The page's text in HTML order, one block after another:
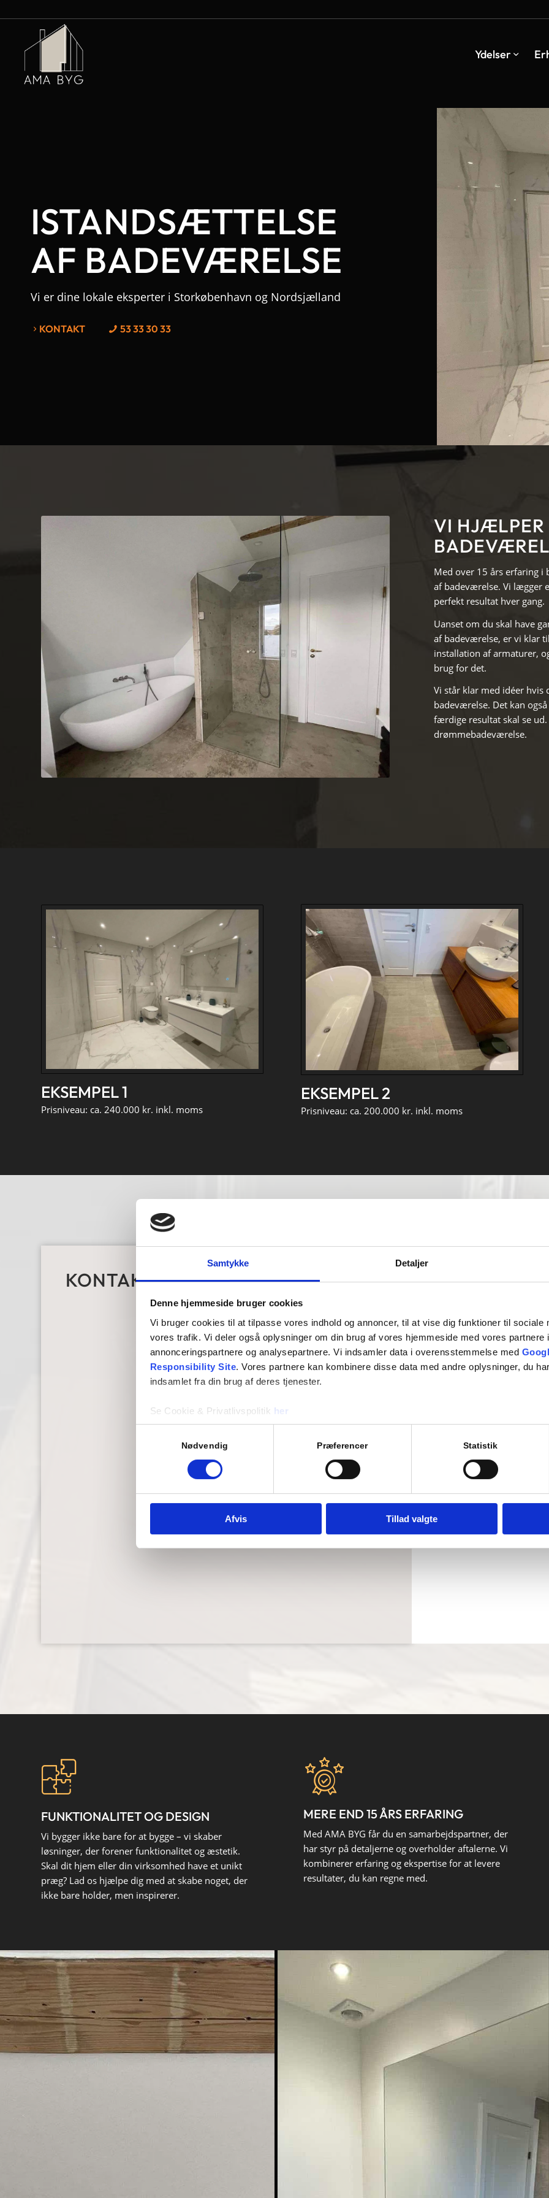
Samtykke Detaljer
Denne hjemmeside bruger cookies
Vi bruger cookies til at tilpasse vores indhold og annoncer, til at vise dig funktioner til sociale
vores trafik. Vi deler også oplysninger om din brug af vores hjemmeside med vores partnere
annonceringspartnere og analysepartnere. Vi indsamler data i overensstemmelse med
Responsibility Site. Vores partnere kan kombinere disse data med andre oplysninger, du
indsamlet fra din brug af deres tjenester.
Se Cookie & Privatlivspolitik her
Nødvendig Præferencer Statistik
Afvis Tillad valgte
Ydelser
ISTANDSÆTTELSE
AF BADEVÆRELSE
Vi er dine lokale eksperter i Storkøbenhavn og Nordsjælland
KONTAKT 53 33 30 33
VI HJÆLPER
Med over 15 års erfaring
af badeværelse. Vi lægger
perfekt resultat hver gang.
Uanset om du skal have
af badeværelse, er vi klar
installation af armaturer,
brug for det.
Vi står klar med idéer
badeværelse. Det kan
færdige resultat skal se
drømmebadeværelse.
EKSEMPEL 1
Prisniveau: ca. 240.000 kr. inkl. moms
EKSEMPEL 2
Prisniveau: ca. 200.000 kr. inkl. moms
KONTAKT OS DERFOR
Et byggeprojekt, uanset
tillid. Du skal have ro i
dækket af Byg Garanti,
du kan nyde godt af i
“God
og løsninger som
godt for vores
FUNKTIONALITET OG DESIGN
Vi bygger ikke bare for at bygge – vi skaber
løsninger, der forener funktionalitet og æstetik.
Skal dit hjem eller din virksomhed have et unikt
præg? Lad os hjælpe dig med at skabe noget, der
ikke bare holder, men inspirerer.
MERE END 15 ÅRS ERFARING
Med AMA BYG får du en samarbejdspartner, der
har styr på detaljerne og overholder aftalerne. Vi
kombinerer erfaring og ekspertise for at levere
resultater, du kan regne med.